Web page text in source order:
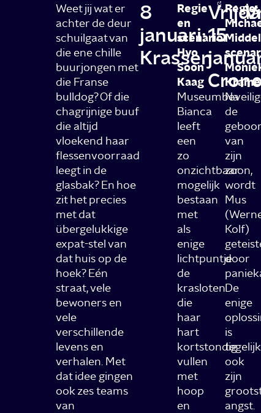
Weet jij wat er
achter de deur
schuilgaat van
die ene chille
buurjongen met
die Franse
bulldog? Of die
chagrijnige buuf
die altijd
vloekend haar
flessenvoorraad
leegt in de
glasbak? En hoe
zit het precies
met dat
übergelukkige
expat-stel van
dat huis op de
hoek? Eén
straat, vele
bewoners en
vele
verschillende
levens en
verhalen. Met
dat idee gingen
ook zes teams
van
8
januari:
Krassen
Regie
en
scenario:
Hyo
Soon
Kaag
Bianca
leeft
een
zo
onzichtbaar
mogelijk
bestaan
met
als
enige
lichtpuntje
de
krasloten
die
haar
hart
kortstondig
vullen
met
hoop
en
15
Regie:
Na
de
van
zijn
zoon,
wordt
Mus
Kolf)
door
De
enige
is
tegelijk
ook
zijn
angst.